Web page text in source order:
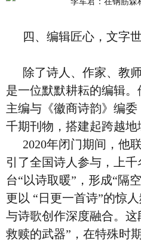
四、编辑匠心，文字
除了诗人、作家、教
是一位默默耕耘的编辑。
主编与《徽商诗韵》编
千期刊物，搭建起跨越地
2020年闭门期间，他
引了全国诗人参与，上
台“以诗取暖”，形成“隔
更以 “日更一首诗”的惊
与诗歌创作深度融合。
救赎的武器”，在特殊时